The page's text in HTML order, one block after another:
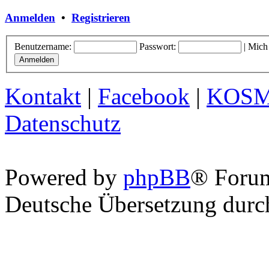
Anmelden • Registrieren
Benutzername: Passwort: | Mich
Kontakt | Facebook |
Datenschutz
Powered by phpBB®
Deutsche Übersetzung